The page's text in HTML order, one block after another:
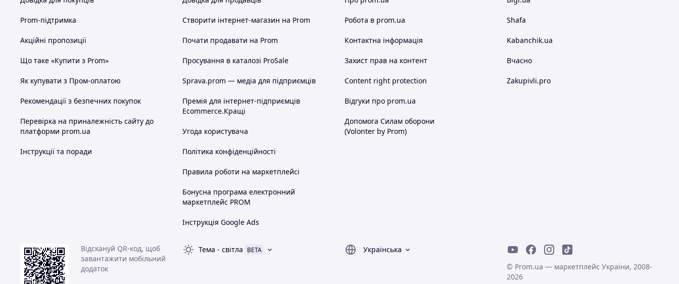
Prom-підтримка
Акційні пропозиції
Що таке «Купити з Prom»
Як купувати з Пром-оплатою
Рекомендації з безпечних покупок
Перевірка на приналежність сайту до
платформи prom.ua
Інструкції та поради
Створити інтернет-магазин на Prom
Почати продавати на Prom
Просування в каталозі ProSale
Sprava.prom — медіа для підприємців
Премія для інтернет-підприємців
Ecommerce.Кращі
Угода користувача
Політика конфіденційності
Правила роботи на маркетплейсі
Бонусна програма електронний
маркетплейс PROM
Інструкція Google Ads
Робота в prom.ua
Контактна інформація
Захист прав на контент
Content right protection
Відгуки про prom.ua
Допомога Силам оборони
(Volonter by Prom)
Shafa
Kabanchik.ua
Вчасно
Zakupivli.pro
Відскануй QR-код, щоб
завантажити мобільний
додаток
Тема - світла BETA
Українська
© Prom.ua — маркетплейс України, 2008-
2026